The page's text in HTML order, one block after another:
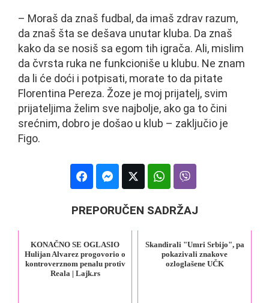
– Moraš da znaš fudbal, da imaš zdrav razum,
da znaš šta se dešava unutar kluba. Da znaš
kako da se nosiš sa egom tih igrača. Ali, mislim
da čvrsta ruka ne funkcioniše u klubu. Ne znam
da li će doći i potpisati, morate to da pitate
Florentina Pereza. Žoze je moj prijatelj, svim
prijateljima želim sve najbolje, ako ga to čini
srećnim, dobro je došao u klub – zaključio je
Figo.
PREPORUČEN SADRŽAJ
KONAČNO SE OGLASIO
Hulijan Alvarez progovorio o
kontroverznom penalu protiv
Reala | Lajk.rs
Skandirali "Umri Srbijo", pa
pokazivali znakove
ozloglašene UČK